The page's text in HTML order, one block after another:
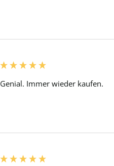
Genial. Immer wieder kaufen.